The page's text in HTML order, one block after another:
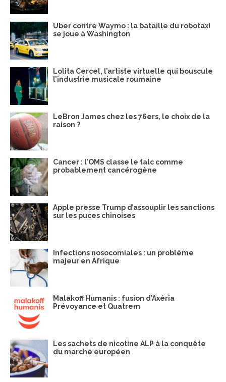
Uber contre Waymo : la bataille du robotaxi
se joue à Washington
Lolita Cercel, l’artiste virtuelle qui bouscule
l’industrie musicale roumaine
LeBron James chez les 76ers, le choix de la
raison ?
Cancer : l’OMS classe le talc comme
probablement cancérogène
Apple presse Trump d’assouplir les sanctions
sur les puces chinoises
Infections nosocomiales : un problème
majeur en Afrique
Malakoff Humanis : fusion d’Axéria
Prévoyance et Quatrem
Les sachets de nicotine ALP à la conquête
du marché européen